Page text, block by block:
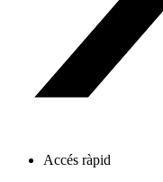
Accés ràpid